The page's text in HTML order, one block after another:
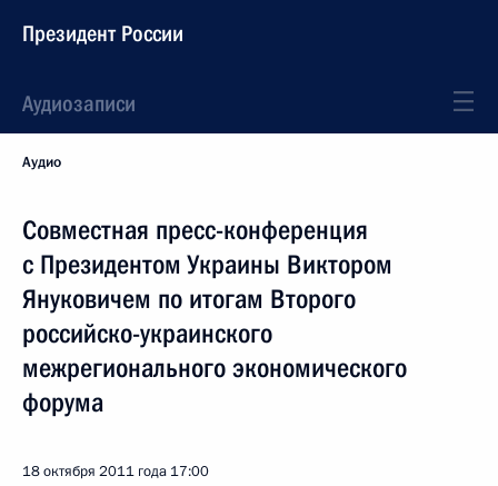
Президент России
Аудиозаписи
Аудио
Совместная пресс-конференция
с Президентом Украины Виктором
Януковичем по итогам Второго
российско-украинского
межрегионального экономического
форума
18 октября 2011 года 17:00